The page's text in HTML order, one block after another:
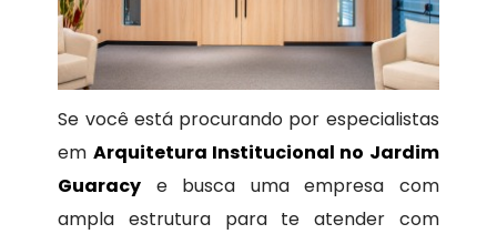
Se você está procurando por especialistas
em Arquitetura Institucional no Jardim
Guaracy e busca uma empresa com
ampla estrutura para te atender com